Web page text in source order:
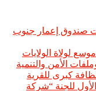
صندوق إعمار جنوب
لولاة الولايات
الأمن والتنمية
كبرى للقرية
للجنة “شركة